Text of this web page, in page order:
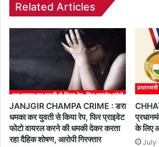
Related Articles
JANJGIR CHAMPA CRIME : डरा
धमका कर युवती से किया रेप, फिर प्राइवेट
फोटो वायरल करने की धमकी देकर करता
रहा दैहिक शोषण, आरोपी गिरफ्तार
के लिए
July